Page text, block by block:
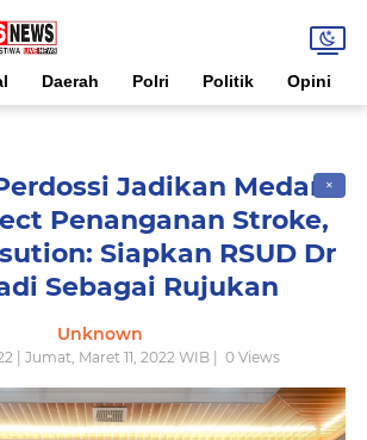
Daerah Polri Politik Opini
✕
Jadikan Medan
Penanganan Stroke,
Siapkan RSUD Dr
Sebagai Rujukan
Unknown
| Jumat, Maret 11, 2022 WIB | 0 Views